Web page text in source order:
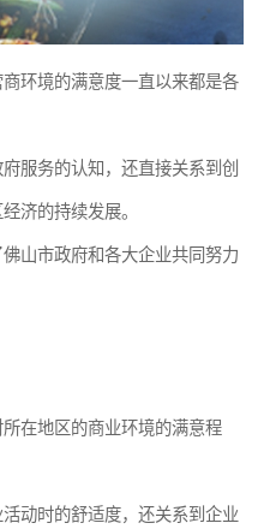
环境的满意度一直以来都是各
服务的认知，还直接关系到创
济的持续发展。
山市政府和各大企业共同努力
在地区的商业环境的满意程
动时的舒适度，还关系到企业